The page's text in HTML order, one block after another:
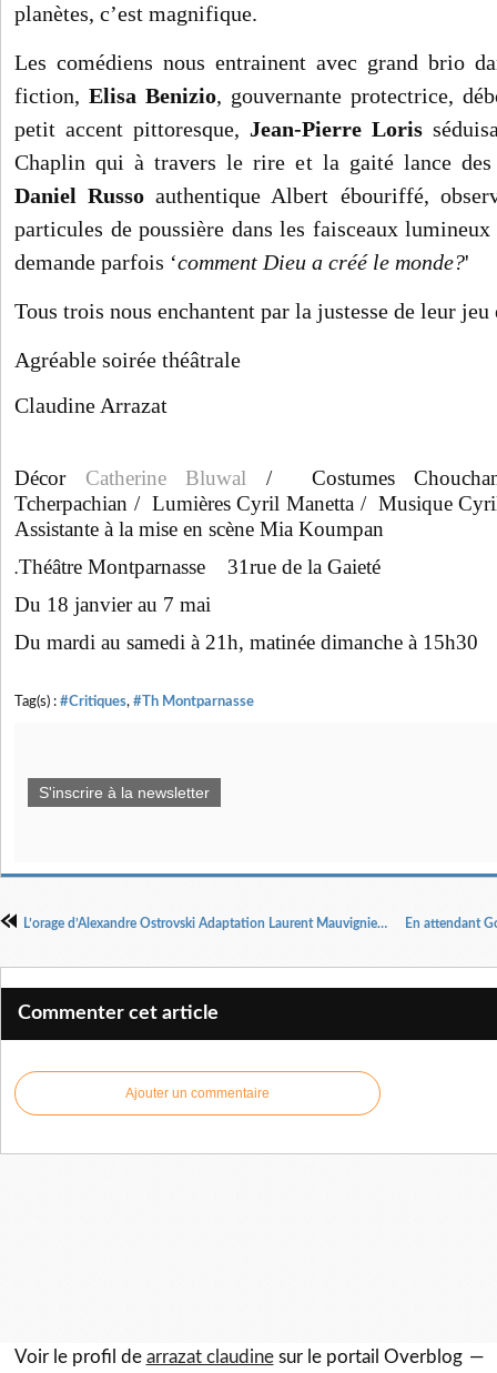
planètes, c’est magnifique.
Les comédiens nous entrainent avec grand brio
fiction, Elisa Benizio, gouvernante protectrice,
petit accent pittoresque, Jean-Pierre Loris
Chaplin qui à travers le rire et la gaité lance des
Daniel Russo authentique Albert ébouriffé,
particules de poussière dans les faisceaux
demande parfois ‘comment Dieu a créé le monde?'
Tous trois nous enchantent par la justesse de leur
Agréable soirée théâtrale
Claudine Arrazat
Décor Catherine Bluwal/ Costumes
Tcherpachian / Lumières Cyril Manetta / Musique
Assistante à la mise en scène Mia Koumpan
.Théâtre Montparnasse 31rue de la Gaieté
Du 18 janvier au 7 mai
Du mardi au samedi à 21h, matinée dimanche à 15h30
Tag(s) : #Critiques, #Th Montparnasse
S'inscrire à la newsletter
L’orage d’Alexandre Ostrovski Adaptation Laurent Mauvignier Mise en scène Denis Podalydès
Commenter cet article
Ajouter un commentaire
Voir le profil de arrazat claudinesur le portail Overblog